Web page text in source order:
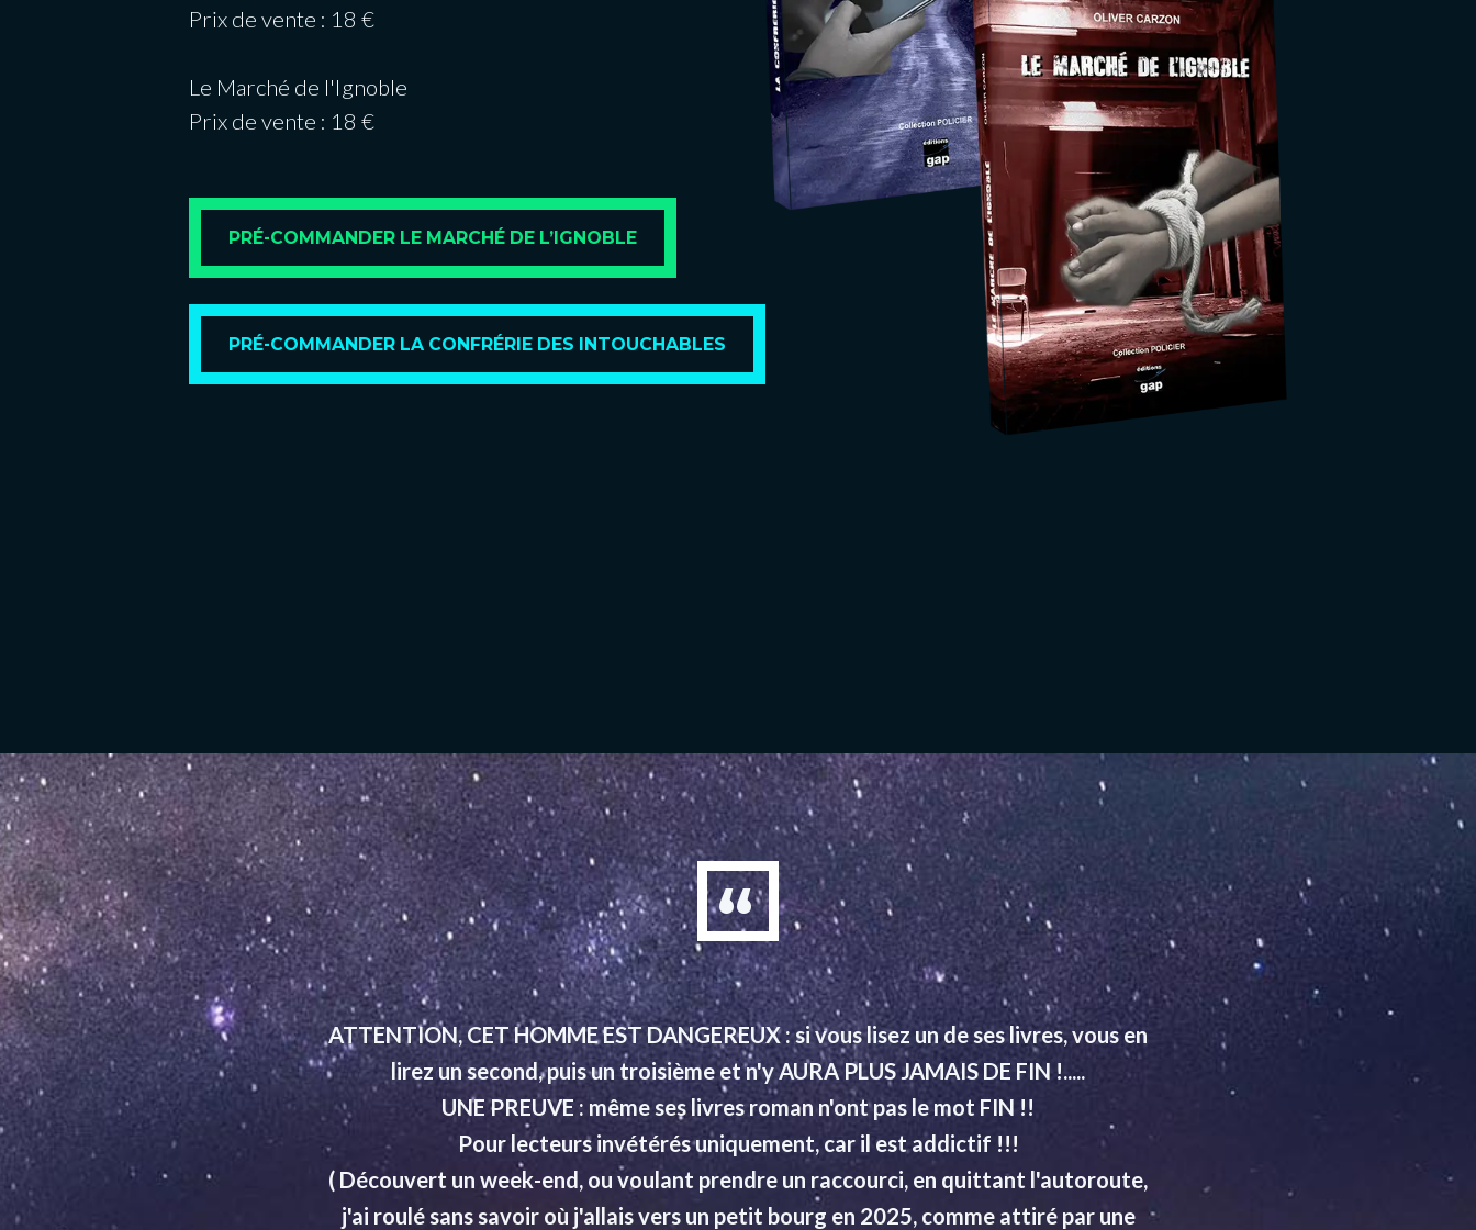
Prix de vente : 18 €
Le Marché de l'Ignoble
Prix de vente : 18 €
PRÉ-COMMANDER LE MARCHÉ DE L’IGNOBLE
PRÉ-COMMANDER LA CONFRÉRIE DES INTOUCHABLES
à
ATTENTION, CET HOMME EST DANGEREUX : si vous lisez un de ses livres, vous en
lirez un second, puis un troisième et n'y AURA PLUS JAMAIS DE FIN !.....
UNE PREUVE : même ses livres roman n'ont pas le mot FIN !!
Pour lecteurs invétérés uniquement, car il est addictif !!!
( Découvert un week-end, ou voulant prendre un raccourci, en quittant l'autoroute,
j'ai roulé sans savoir où j'allais vers un petit bourg en 2025, comme attiré par une